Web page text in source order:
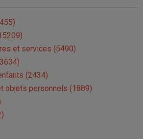
et services (5490)
(2434)
objets personnels (1889)